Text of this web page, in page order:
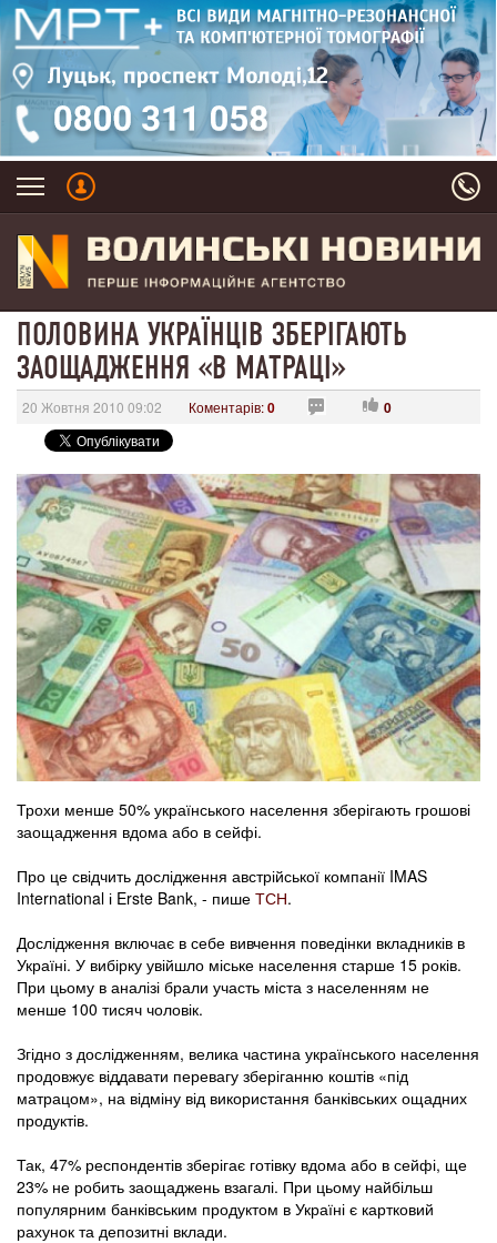
ПОЛОВИНА УКРАЇНЦІВ ЗБЕРІГАЮТЬ
ЗАОЩАДЖЕННЯ «В МАТРАЦІ»
20 Жовтня 2010 09:02 Коментарів:0 0
Трохи менше 50% українського населення зберігають грошові
заощадження вдома або в сейфі.
Про це свідчить дослідження австрійської компанії IMAS
International і Erste Bank, - пише ТСН.
Дослідження включає в себе вивчення поведінки вкладників в
Україні. У вибірку увійшло міське населення старше 15 років.
При цьому в аналізі брали участь міста з населенням не
менше 100 тисяч чоловік.
Згідно з дослідженням, велика частина українського населення
продовжує віддавати перевагу зберіганню коштів «під
матрацом», на відміну від використання банківських ощадних
продуктів.
Так, 47% респондентів зберігає готівку вдома або в сейфі, ще
23% не робить заощаджень взагалі. При цьому найбільш
популярним банківським продуктом в Україні є картковий
рахунок та депозитні вклади.